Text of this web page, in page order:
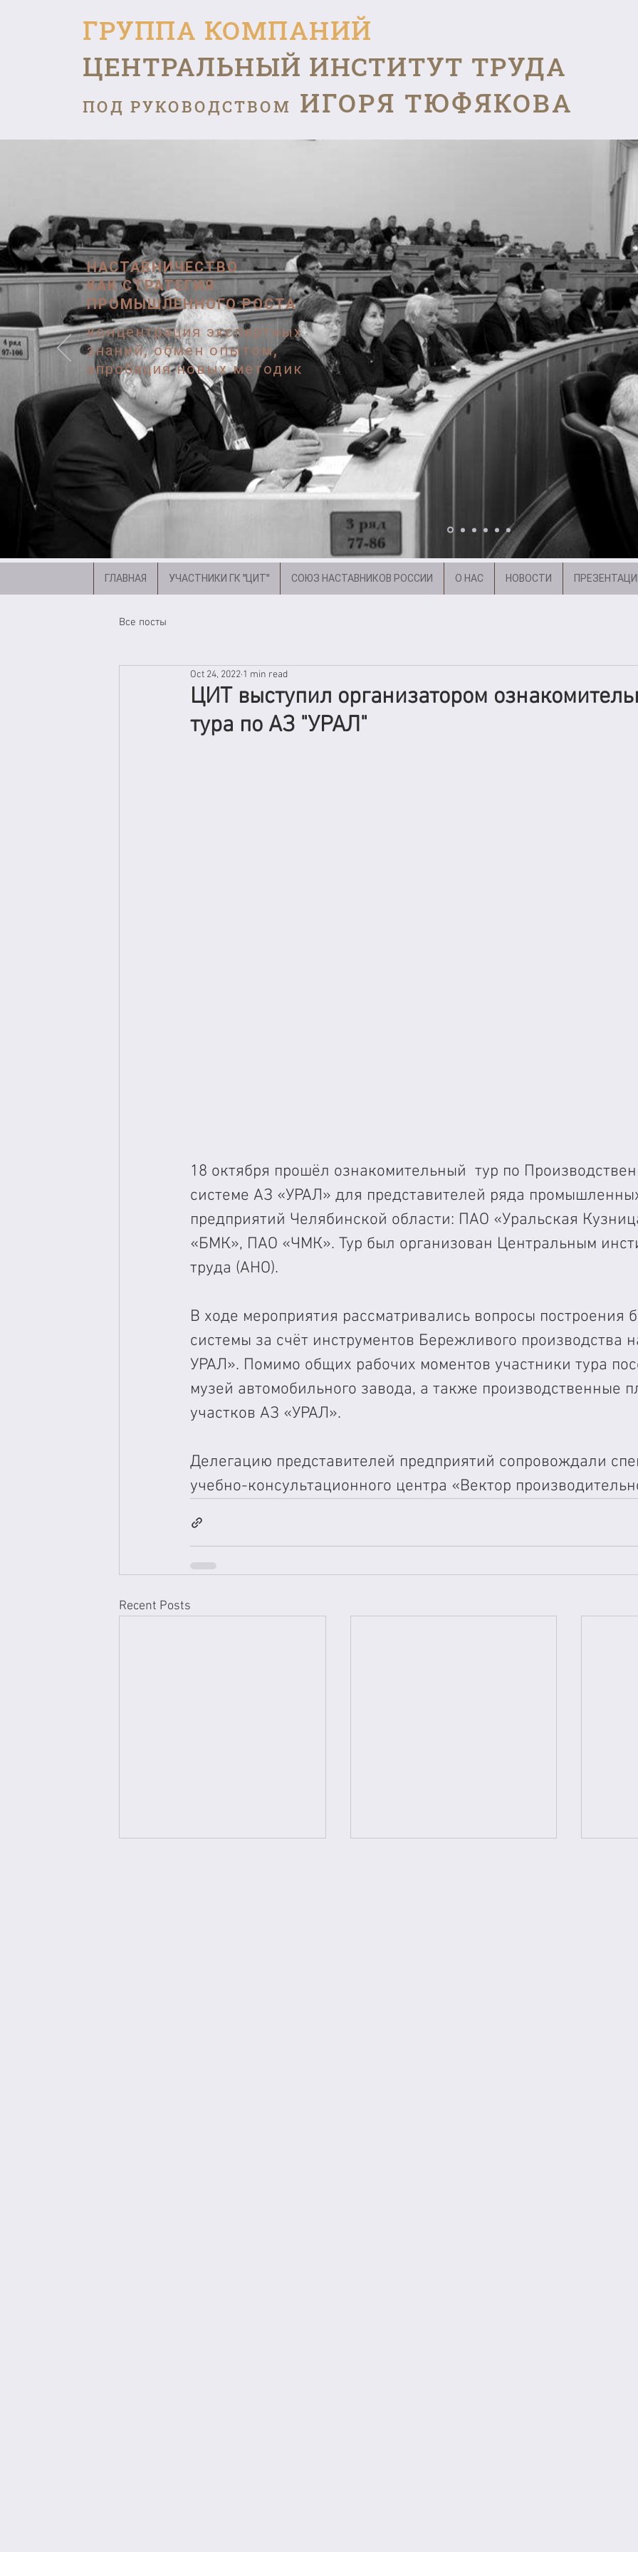
ГРУППА КОМПАНИЙ
ЦЕНТРАЛЬНЫЙ ИНСТИТУТ ТРУДА
ПОД РУКОВОДСТВОМ ИГОРЯ ТЮФЯКОВА
Все посты
ЦИТ выступил организатором
тура по АЗ "УРАЛ"
Oct 24, 2022 1 min read
18 октября прошёл ознакомительный  тур по
системе АЗ «УРАЛ» для представителей ряда
предприятий Челябинской области: ПАО «Уральская
«БМК», ПАО «ЧМК». Тур был организован Центральным
труда (АНО).
В ходе мероприятия рассматривались вопросы построения
системы за счёт инструментов Бережливого производства
УРАЛ». Помимо общих рабочих моментов участники тура
музей автомобильного завода, а также производственные
участков АЗ «УРАЛ».
Делегацию представителей предприятий сопровождали
учебно-консультационного центра «Вектор
Recent Posts
ГЛАВНАЯ УЧАСТНИКИ ГК "ЦИТ" СОЮЗ НАСТАВНИКОВ РОССИИ О НАС НОВОСТИ
НАСТАВНИЧЕСТВО
КАК СТРАТЕГИЯ
ПРОМЫШЛЕННОГО РОСТА
концентрация экспертных
знаний, обмен опытом,
апробация новых методик